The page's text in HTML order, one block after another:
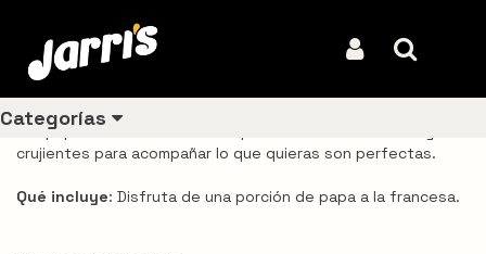
Categorías
Porción de papas a la francesa
Las papas a la francesa Jarris perfectamente doradas y
crujientes para acompañar lo que quieras son perfectas.
Qué incluye: Disfruta de una porción de papa a la francesa.